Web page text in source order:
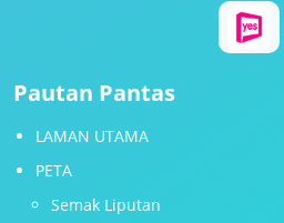
Pautan Pantas
LAMAN UTAMA
PETA
Semak Liputan